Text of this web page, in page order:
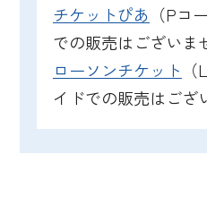
チケットぴあ （Pコ
での販売はございま
ローソンチケット
イドでの販売はござ